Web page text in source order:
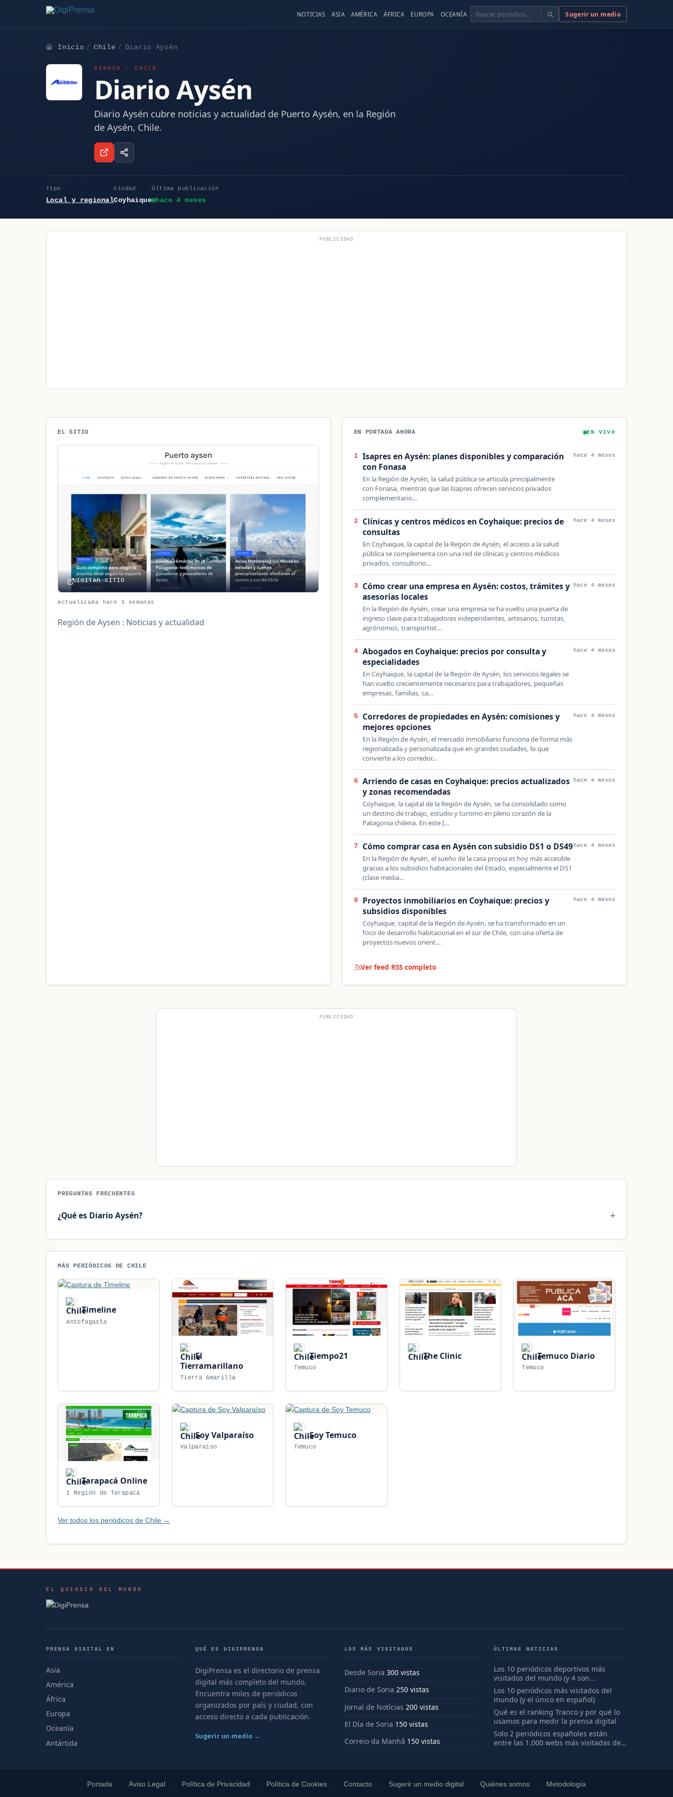
NOTICIAS ASIA AMÉRICA ÁFRICA EUROPA OCEANÍA Buscar Sugerir un medio
Inicio Chile Diario Aysén
DIARIO · CHILE
Diario Aysén
Diario Aysén cubre noticias y actualidad de Puerto Aysén, en la Región
de Aysén, Chile.
Tipo
Local y regional
Ciudad
Coyhaique
Última publicación
hace 4 meses
PUBLICIDAD
EL SITIO
VISITAR SITIO
Actualizada hace 3 semanas
Región de Aysen : Noticias y actualidad
EN PORTADA AHORA EN VIVO
1
Isapres en Aysén: planes disponibles y comparación
con Fonasa
En la Región de Aysén, la salud pública se articula principalmente
con Fonasa, mientras que las Isapres ofrecen servicios privados
complementario…
hace 4 meses
2
Clínicas y centros médicos en Coyhaique: precios de
consultas
En Coyhaique, la capital de la Región de Aysén, el acceso a la salud
pública se complementa con una red de clínicas y centros médicos
privados, consultorio…
hace 4 meses
3
Cómo crear una empresa en Aysén: costos, trámites y
asesorías locales
En la Región de Aysén, crear una empresa se ha vuelto una puerta de
ingreso clave para trabajadores independientes, artesanos, turistas,
agrónomos, transportist…
hace 4 meses
4
Abogados en Coyhaique: precios por consulta y
especialidades
En Coyhaique, la capital de la Región de Aysén, los servicios legales se
han vuelto crecientemente necesarios para trabajadores, pequeñas
empresas, familias, ca…
hace 4 meses
5
Corredores de propiedades en Aysén: comisiones y
mejores opciones
En la Región de Aysén, el mercado inmobiliario funciona de forma más
regionalizada y personalizada que en grandes ciudades, lo que
convierte a los corredor…
hace 4 meses
6
Arriendo de casas en Coyhaique: precios actualizados
y zonas recomendadas
Coyhaique, la capital de la Región de Aysén, se ha consolidado como
un destino de trabajo, estudio y turismo en pleno corazón de la
Patagonia chilena. En este […
hace 4 meses
7 Cómo comprar casa en Aysén con subsidio DS1 o DS49
En la Región de Aysén, el sueño de la casa propia es hoy más accesible
gracias a los subsidios habitacionales del Estado, especialmente el DS1
(clase media…
hace 4 meses
8
Proyectos inmobiliarios en Coyhaique: precios y
subsidios disponibles
Coyhaique, capital de la Región de Aysén, se ha transformado en un
foco de desarrollo habitacional en el sur de Chile, con una oferta de
proyectos nuevos orient…
hace 4 meses
Ver feed RSS completo
PUBLICIDAD
PREGUNTAS FRECUENTES
¿Qué es Diario Aysén?
MÁS PERIÓDICOS DE CHILE
Timeline
Antofagasta
El
Tierramarillano
Tierra Amarilla
Tiempo21
Temuco
The Clinic Temuco Diario
Temuco
Tarapacá Online
I Región de Tarapacá
Soy Valparaíso
Valparaiso
Soy Temuco
Temuco
Ver todos los periódicos de Chile →
EL QUIOSCO DEL MUNDO
PRENSA DIGITAL EN
Asia
América
África
Europa
Oceanía
Antártida
QUÉ ES DIGIPRENSA
DigiPrensa es el directorio de prensa
digital más completo del mundo.
Encuentra miles de periódicos
organizados por país y ciudad, con
acceso directo a cada publicación.
Sugerir un medio →
LOS MÁS VISITADOS
Desde Soria 300 vistas
Diario de Soria 250 vistas
Jornal de Notícias 200 vistas
El Día de Soria 150 vistas
Correio da Manhã 150 vistas
ÚLTIMAS NOTICIAS
Los 10 periódicos deportivos más
visitados del mundo (y 4 son
españoles)
Los 10 periódicos más visitados del
mundo (y el único en español)
Qué es el ranking Tranco y por qué lo
usamos para medir la prensa digital
Solo 2 periódicos españoles están
entre las 1.000 webs más visitadas del
Portada Aviso Legal Política de Privacidad Política de Cookies Contacto Sugerir un medio digital Quiénes somos Metodología